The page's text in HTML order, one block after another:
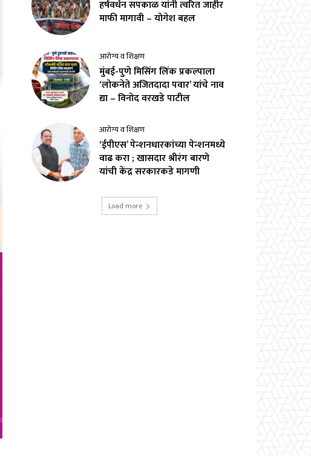
हर्षवर्धन सपकाळ यांनी त्वरित जाहीर
माफी मागावी – योगेश बहल
आरोग्य व शिक्षण
मुंबई-पुणे मिसिंग लिंक प्रकल्पाला
‘लोकनेते अजितदादा पवार’ यांचे नाव
द्या – विनोद वरखडे पाटील
आरोग्य व शिक्षण
‘ईपीएस’ पेन्शनधारकांच्या पेन्शनमध्ये
वाढ करा ; खासदार श्रीरंग बारणे
यांची केंद्र सरकारकडे मागणी
Load more